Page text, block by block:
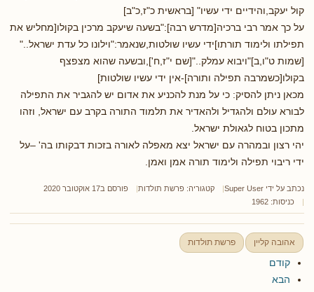
קול יעקב,והידיים ידי עשיו" [בראשית כ"ז,כ"ב]
על כך אמר רבי ברכיה[מדרש רבה]:"בשעה שיעקב מרכין בקולו[מחליש את
תפילתו ולימוד תורתו]ידי עשיו שולטות,שנאמר:"וילונו כל עדת ישראל.."
[שמות ט"ו,ב]"ויבוא עמלק.."[שם י"ז,ח'],ובשעה שהוא מצפצף
בקולו[כשמרבה תפילה ותורה]-אין ידי עשיו שולטות]
מכאן ניתן להסיק: כי על מנת להכניע את אדום יש להגביר את התפילה
לבורא עולם ולהגדיל ולהאדיר את תלמוד התורה בקרב עם ישראל, וזהו
מתכון בטוח לגאולת ישראל.
יהי רצון ובמהרה עם ישראל יצא מאפלה לאורה בזכות דבקותו בה' –על
ידי ריבוי תפילה ולימוד תורה אמן ואמן.
נכתב על ידי Super User קטגוריה: פרשת תולדות
פורסם ב17 אוקטובר 2020
כניסות: 1962
אהובה קליין פרשת תולדות
קודם
הבא